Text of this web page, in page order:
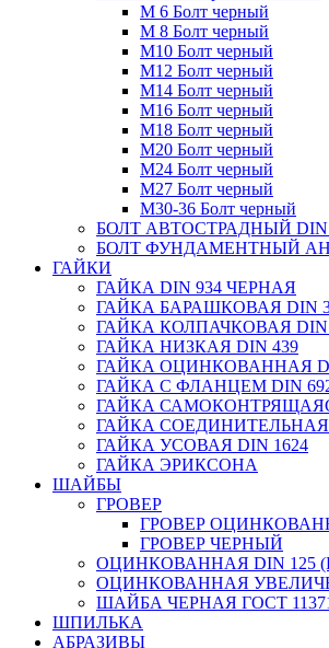
М 6 Болт черный
М 8 Болт черный
М10 Болт черный
М12 Болт черный
М14 Болт черный
М16 Болт черный
М18 Болт черный
М20 Болт черный
М24 Болт черный
М27 Болт черный
М30-36 Болт черный
БОЛТ АВТОСТРАДНЫЙ DIN
БОЛТ ФУНДАМЕНТНЫЙ
ГАЙКИ
ГАЙКА DIN 934 ЧЕРНАЯ
ГАЙКА БАРАШКОВАЯ DIN
ГАЙКА КОЛПАЧКОВАЯ DIN
ГАЙКА НИЗКАЯ DIN 439
ГАЙКА ОЦИНКОВАННАЯ
ГАЙКА С ФЛАНЦЕМ DIN
ГАЙКА
ГАЙКА СОЕДИНИТЕЛЬНАЯ
ГАЙКА УСОВАЯ DIN 1624
ГАЙКА ЭРИКСОНА
ШАЙБЫ
ГРОВЕР
ГРОВЕР
ГРОВЕР ЧЕРНЫЙ
ОЦИНКОВАННАЯ DIN 125
ОЦИНКОВАННАЯ
ШАЙБА ЧЕРНАЯ ГОСТ
ШПИЛЬКА
АБРАЗИВЫ